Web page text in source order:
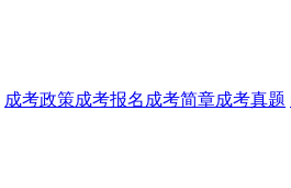
成考政策成考报名 成考简章成考真题